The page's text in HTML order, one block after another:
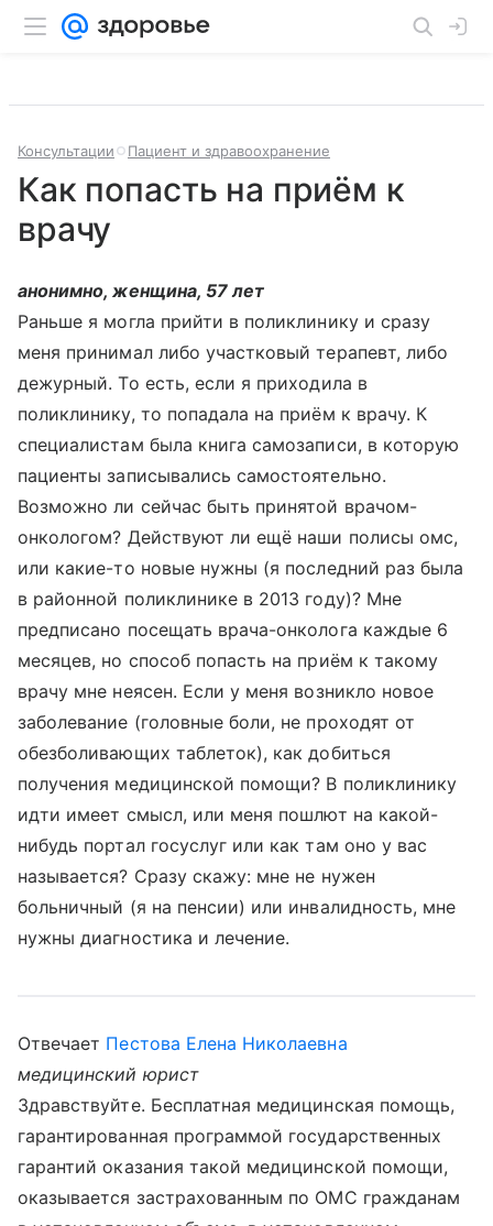
Консультации Пациент и здравоохранение
Как попасть на приём к
врачу
анонимно, женщина, 57 лет
Раньше я могла прийти в поликлинику и сразу
меня принимал либо участковый терапевт, либо
дежурный. То есть, если я приходила в
поликлинику, то попадала на приём к врачу. К
специалистам была книга самозаписи, в которую
пациенты записывались самостоятельно.
Возможно ли сейчас быть принятой врачом-
онкологом? Действуют ли ещё наши полисы омс,
или какие-то новые нужны (я последний раз была
в районной поликлинике в 2013 году)? Мне
предписано посещать врача-онколога каждые 6
месяцев, но способ попасть на приём к такому
врачу мне неясен. Если у меня возникло новое
заболевание (головные боли, не проходят от
обезболивающих таблеток), как добиться
получения медицинской помощи? В поликлинику
идти имеет смысл, или меня пошлют на какой-
нибудь портал госуслуг или как там оно у вас
называется? Сразу скажу: мне не нужен
больничный (я на пенсии) или инвалидность, мне
нужны диагностика и лечение.
Отвечает Пестова Елена Николаевна
медицинский юрист
Здравствуйте. Бесплатная медицинская помощь,
гарантированная программой государственных
гарантий оказания такой медицинской помощи,
оказывается застрахованным по ОМС гражданам